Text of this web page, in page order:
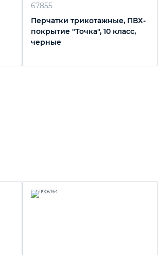
67855
Перчатки трикотажные, ПВХ-
покрытие "Точка", 10 класс,
черные